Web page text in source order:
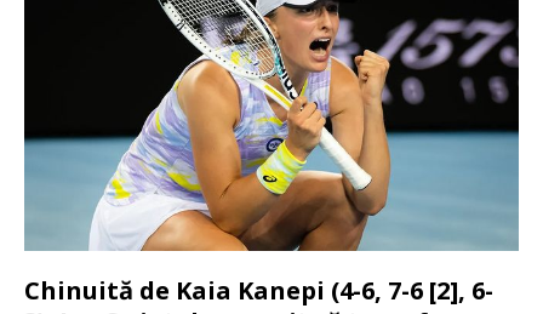
Chinuită de Kaia Kanepi (4-6, 7-6 [2], 6-